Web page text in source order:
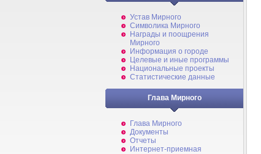
Устав Мирного
Символика Мирного
Награды и поощрения
Мирного
Информация о городе
Целевые и иные программы
Национальные проекты
Статистические данные
Глава Мирного
Глава Мирного
Документы
Отчеты
Интернет-приемная